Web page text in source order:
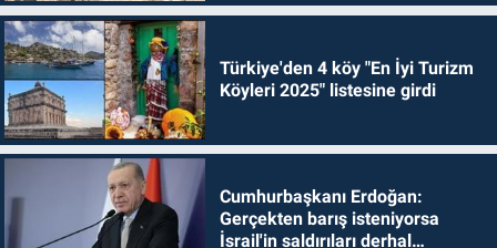
Türkiye'den 4 köy "En İyi Turizm
Köyleri 2025" listesine girdi
Cumhurbaşkanı Erdoğan:
Gerçekten barış isteniyorsa
İsrail'in saldırıları derhal